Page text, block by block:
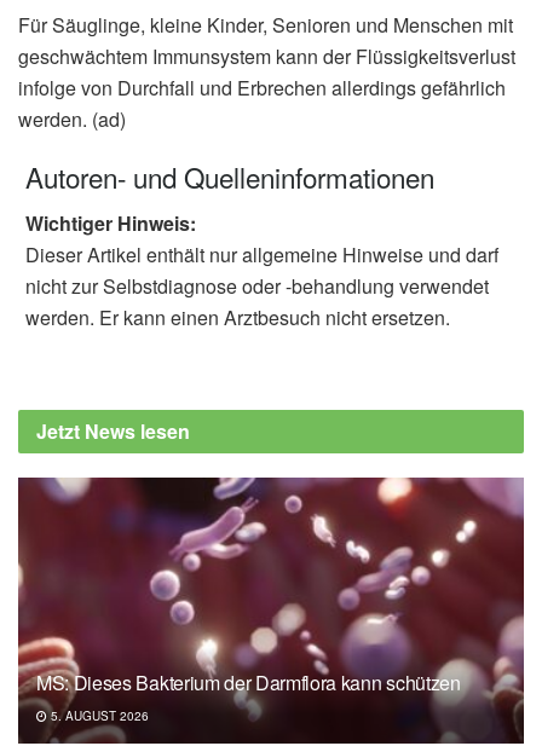
Für Säuglinge, kleine Kinder, Senioren und Menschen mit
geschwächtem Immunsystem kann der Flüssigkeitsverlust
infolge von Durchfall und Erbrechen allerdings gefährlich
werden. (ad)
Autoren- und Quelleninformationen
Wichtiger Hinweis:
Dieser Artikel enthält nur allgemeine Hinweise und darf
nicht zur Selbstdiagnose oder -behandlung verwendet
werden. Er kann einen Arztbesuch nicht ersetzen.
Jetzt News lesen
MS: Dieses Bakterium der Darmflora kann schützen
5. AUGUST 2026